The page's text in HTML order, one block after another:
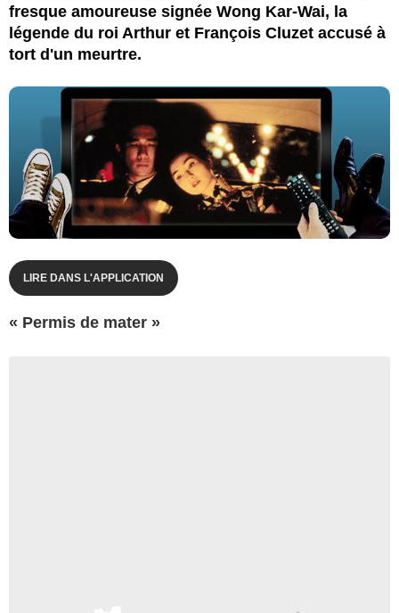
fresque amoureuse signée Wong Kar-Wai, la
légende du roi Arthur et François Cluzet accusé à
tort d'un meurtre.
LIRE DANS L'APPLICATION
« Permis de mater »